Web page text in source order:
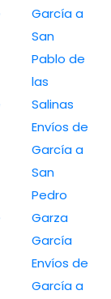
García a
San
Pablo de
las
Salinas
Envíos de
García a
San
Pedro
Garza
García
Envíos de
García a